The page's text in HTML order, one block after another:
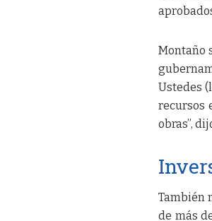
Montaño
Ustedes
recursos
obras”,
También
de más